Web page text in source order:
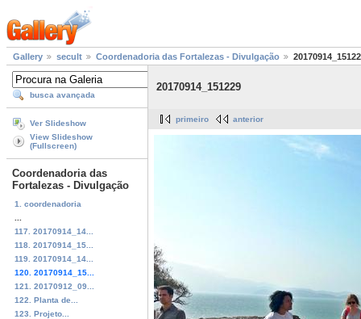
Gallery secult Coordenadoria das Fortalezas - Divulgação
busca avançada
Ver Slideshow
View Slideshow
(Fullscreen)
Coordenadoria das
Fortalezas - Divulgação
1. coordenadoria
117. 20170914_14...
118. 20170914_15...
119. 20170914_14...
120. 20170914_15...
121. 20170912_09...
122. Planta de...
123. Projeto...
20170914_151229
primeiro anterior